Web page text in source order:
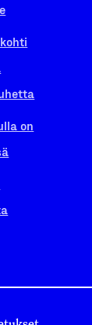
on